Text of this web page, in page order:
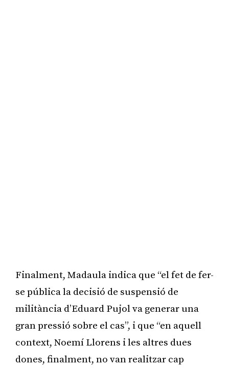
Finalment, Madaula indica que “el fet de fer-
se pública la decisió de suspensió de
militància d’Eduard Pujol va generar una
gran pressió sobre el cas”, i que “en aquell
context, Noemí Llorens i les altres dues
dones, finalment, no van realitzar cap